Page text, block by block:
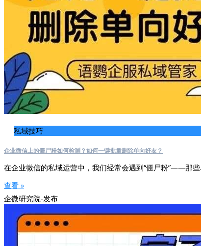
私域技巧
企业微信上的僵尸粉如何检测？如何一键批量删除单向好友？
在企业微信的私域运营中，我们经常会遇到“僵尸粉”——那
查看 »
企微研究院-发布